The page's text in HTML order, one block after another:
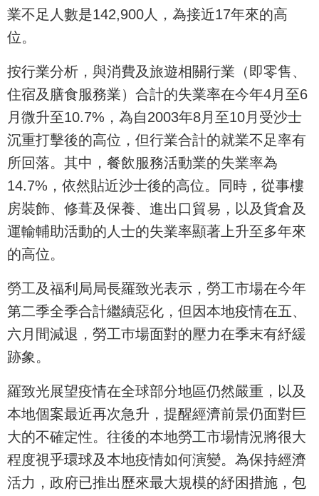
業不足人數是142,900人，為接近17年來的高
位。
按行業分析，與消費及旅遊相關行業（即零售、
住宿及膳食服務業）合計的失業率在今年4月至6
月微升至10.7%，為自2003年8月至10月受沙士
沉重打擊後的高位，但行業合計的就業不足率有
所回落。其中，餐飲服務活動業的失業率為
14.7%，依然貼近沙士後的高位。同時，從事樓
房裝飾、修葺及保養、進出口貿易，以及貨倉及
運輸輔助活動的人士的失業率顯著上升至多年來
的高位。
勞工及福利局局長羅致光表示，勞工市場在今年
第二季全季合計繼續惡化，但因本地疫情在五、
六月間減退，勞工巿場面對的壓力在季末有紓緩
跡象。
羅致光展望疫情在全球部分地區仍然嚴重，以及
本地個案最近再次急升，提醒經濟前景仍面對巨
大的不確定性。往後的本地勞工市場情況將很大
程度視乎環球及本地疫情如何演變。為保持經濟
活力，政府已推出歷來最大規模的紓困措施，包